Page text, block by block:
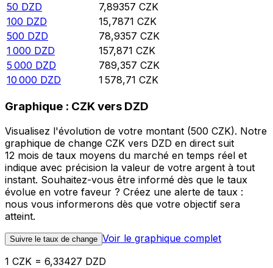
50 DZD 7,89357 CZK
100 DZD 15,7871 CZK
500 DZD 78,9357 CZK
1 000 DZD 157,871 CZK
5 000 DZD 789,357 CZK
10 000 DZD 1 578,71 CZK
Graphique : CZK vers DZD
Visualisez l'évolution de votre montant (500 CZK). Notre
graphique de change CZK vers DZD en direct suit
12 mois de taux moyens du marché en temps réel et
indique avec précision la valeur de votre argent à tout
instant. Souhaitez-vous être informé dès que le taux
évolue en votre faveur ? Créez une alerte de taux :
nous vous informerons dès que votre objectif sera
atteint.
Suivre le taux de change Voir le graphique complet
1 CZK = 6,33427 DZD